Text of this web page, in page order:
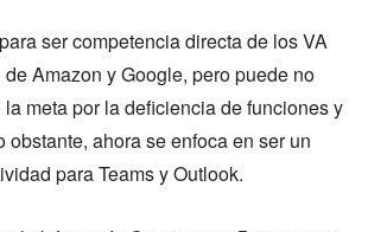
ser competencia directa de los VA
Amazon y Google, pero puede no
meta por la deficiencia de funciones y
ahora se enfoca en ser un
para Teams y Outlook.